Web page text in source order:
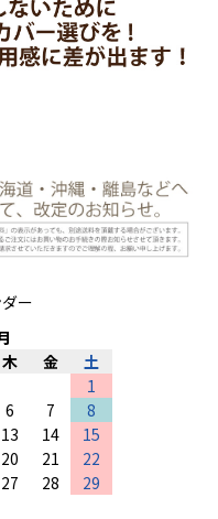
ー
木 金
土
1
6 7
8
13 14
15
20 21
22
27 28
29